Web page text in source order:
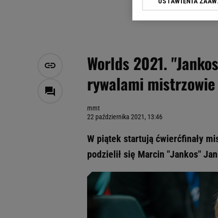
Worlds 2021.
rywalami
mmt
22 października 2021, 13:46
W piątek startują ćwierćfinały
podzielił się Marcin "Jankos"
Klikając „Akceptuję”
Zaufanych Partnerów i
My, nasi Zaufani
Użycie dokładnych
Przechowywanie